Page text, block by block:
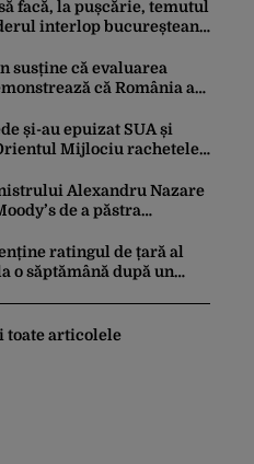
facă, la pușcărie, temutul
interlop bucureștean,
susține că evaluarea
că România a
„Totuși,
rămâne rezervată”
și-au epuizat SUA și
Mijlociu rachetele
Alexandru Nazare
de a păstra
dar în niciun caz un
ratingul de țară al
o săptămână după un
din raport
toate articolele